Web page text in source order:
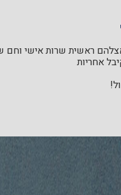
ראשית שרות אישי וחם
אחריות